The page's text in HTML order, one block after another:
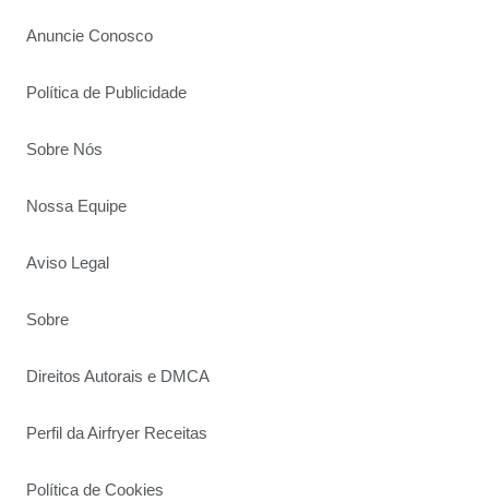
Anuncie Conosco
Política de Publicidade
Sobre Nós
Nossa Equipe
Aviso Legal
Sobre
Direitos Autorais e DMCA
Perfil da Airfryer Receitas
Política de Cookies